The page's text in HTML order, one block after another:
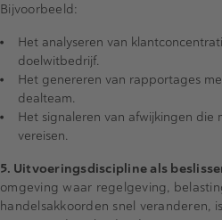
Bijvoorbeeld:
Het analyseren van
doelwitbedrijf.
Het genereren van rapportages
dealteam.
Het signaleren van afwijkingen die
vereisen.
5. Uitvoeringsdiscipline als
omgeving waar regelgeving,
handelsakkoorden snel veranderen,